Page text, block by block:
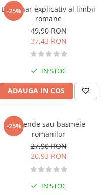
-25%
Dictionar explicativ al limbii
romane
49,90 RON
37,43 RON
IN STOC
ADAUGA IN COS
-25%
Legende sau basmele
romanilor
27,90 RON
20,93 RON
IN STOC